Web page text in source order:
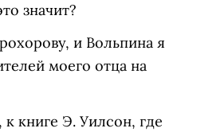
значит?
и Вольпина я
моего отца на
книге Э. Уилсон, где